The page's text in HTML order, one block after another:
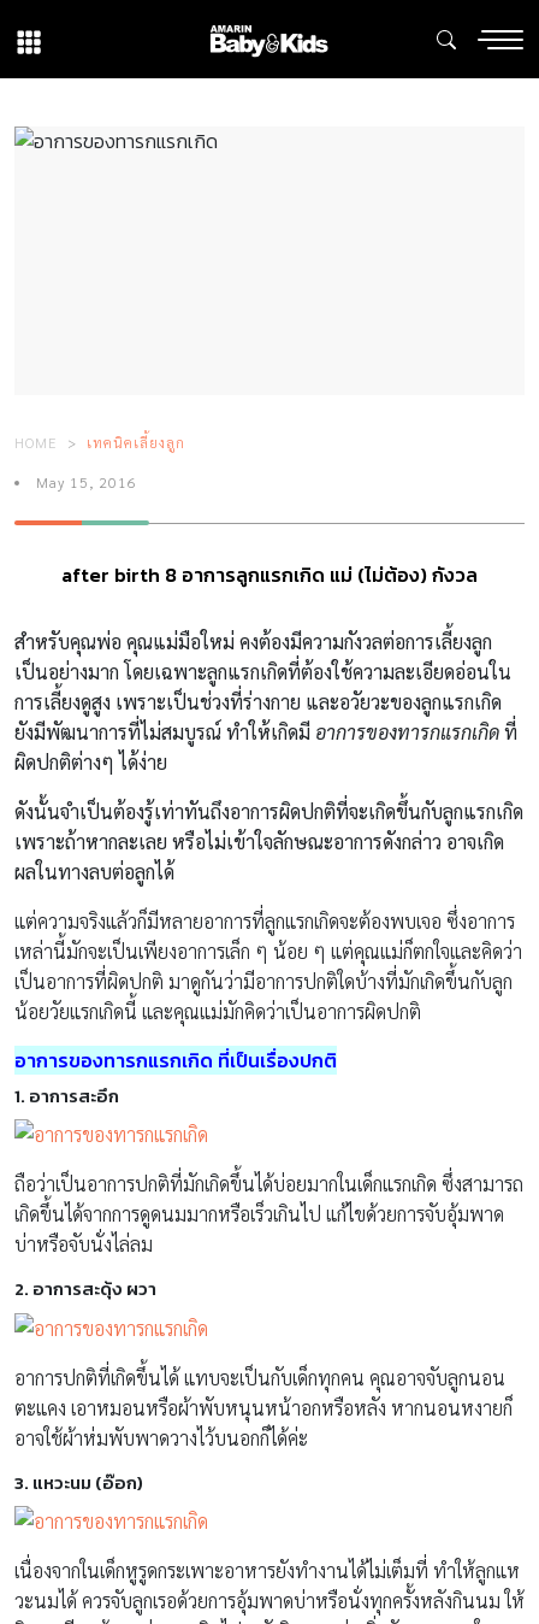
HOME เทคนิคเลี้ยงลูก
May 15, 2016
after birth 8 อาการลูกแรกเกิด แม่ (ไม่ต้อง) กังวล
สำหรับคุณพ่อ คุณแม่มือใหม่ คงต้องมีความกังวลต่อการเลี้ยงลูก
เป็นอย่างมาก โดยเฉพาะลูกแรกเกิดที่ต้องใช้ความละเอียดอ่อนใน
การเลี้ยงดูสูง เพราะเป็นช่วงที่ร่างกาย และอวัยวะของลูกแรกเกิด
ยังมีพัฒนาการที่ไม่สมบูรณ์ ทำให้เกิดมี อาการของทารกแรกเกิดที่
ผิดปกติต่างๆ ได้ง่าย
ดังนั้นจำเป็นต้องรู้เท่าทันถึงอาการผิดปกติที่จะเกิดขึ้นกับลูกแรกเกิด
เพราะถ้าหากละเลย หรือไม่เข้าใจลักษณะอาการดังกล่าว อาจเกิด
ผลในทางลบต่อลูกได้
แต่ความจริงแล้วก็มีหลายอาการที่ลูกแรกเกิดจะต้องพบเจอ ซึ่งอาการ
เหล่านี้มักจะเป็นเพียงอาการเล็ก ๆ น้อย ๆ แต่คุณแม่ก็ตกใจและคิดว่า
เป็นอาการที่ผิดปกติ มาดูกันว่ามีอาการปกติใดบ้างที่มักเกิดขึ้นกับลูก
น้อยวัยแรกเกิดนี้ และคุณแม่มักคิดว่าเป็นอาการผิดปกติ
อาการของทารกแรกเกิด ที่เป็นเรื่องปกติ
1. อาการสะอึก
ถือว่าเป็นอาการปกติที่มักเกิดขึ้นได้บ่อยมากในเด็กแรกเกิด ซึ่งสามารถ
เกิดขึ้นได้จากการดูดนมมากหรือเร็วเกินไป แก้ไขด้วยการจับอุ้มพาด
บ่าหรือจับนั่งไล่ลม
2. อาการสะดุ้ง ผวา
อาการปกติที่เกิดขึ้นได้ แทบจะเป็นกับเด็กทุกคน คุณอาจจับลูกนอน
ตะแคง เอาหมอนหรือผ้าพับหนุนหน้าอกหรือหลัง หากนอนหงายก็
อาจใช้ผ้าห่มพับพาดวางไว้บนอกก็ได้ค่ะ
3. แหวะนม (อ๊อก)
เนื่องจากในเด็กหูรูดกระเพาะอาหารยังทำงานได้ไม่เต็มที่ ทำให้ลูกแห
วะนมได้ ควรจับลูกเรอด้วยการอุ้มพาดบ่าหรือนั่งทุกครั้งหลังกินนม ให้